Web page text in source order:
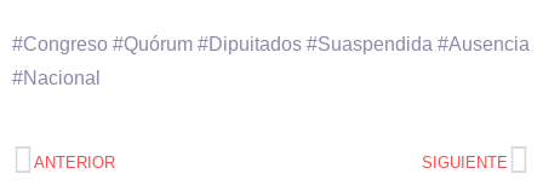
#Congreso #Quórum #Dipuitados #Suaspendida #Ausencia
#Nacional
ANTERIOR SIGUIENTE